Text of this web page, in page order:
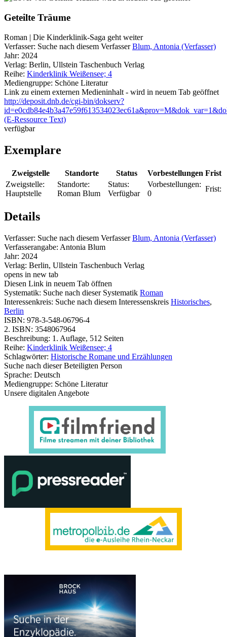
Geteilte Träume
Roman | Die Kinderklinik-Saga geht weiter
Verfasser: Suche nach diesem Verfasser Blum, Antonia (Verfasser)
Jahr: 2024
Verlag: Berlin, Ullstein Taschenbuch Verlag
Reihe: Kinderklinik Weißensee; 4
Mediengruppe: Schöne Literatur
Link zu einem externen Medieninhalt - wird in neuem Tab geöffnet
http://deposit.dnb.de/cgi-bin/dokserv?
(E-Ressource Text)
verfügbar
Exemplare
Zweigstelle Standorte Status Vorbestellungen Frist
Zweigstelle:
Hauptstelle
Standorte:
Roman Blum
Status:
Verfügbar
Vorbestellungen:
0
Frist:
Details
Verfasser: Suche nach diesem Verfasser Blum, Antonia (Verfasser)
Verfasserangabe: Antonia Blum
Jahr: 2024
Verlag: Berlin, Ullstein Taschenbuch Verlag
opens in new tab
Diesen Link in neuem Tab öffnen
Systematik: Suche nach dieser Systematik Roman
Interessenkreis: Suche nach diesem Interessenskreis Historisches,
Berlin
ISBN: 978-3-548-06796-4
2. ISBN: 3548067964
Beschreibung: 1. Auflage, 512 Seiten
Reihe: Kinderklinik Weißensee; 4
Schlagwörter: Historische Romane und Erzählungen
Suche nach dieser Beteiligten Person
Sprache: Deutsch
Mediengruppe: Schöne Literatur
Unsere digitalen Angebote